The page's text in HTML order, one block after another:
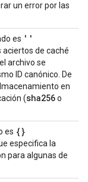
un error por las
es ''
aciertos de caché
archivo se
ID canónico. De
en
(sha256o
es {}
especifica la
para algunas de